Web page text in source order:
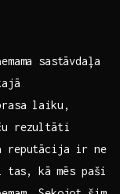
sastāvdaļa
laiku,​
rezultāti
​ir ne
kā mēs paši